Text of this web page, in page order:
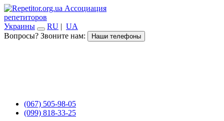
Ассоциация
репетиторов
Украины
RU | UA
Вопросы? Звоните нам:
Наши телефоны
(067) 505-98-05
(099) 818-33-25